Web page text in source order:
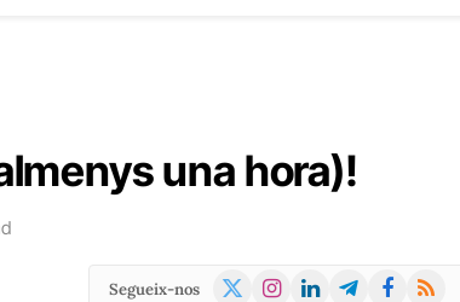
una hora)!
Segueix-nos
X
Instagram
LinkedInTelegramFacebook
RSS